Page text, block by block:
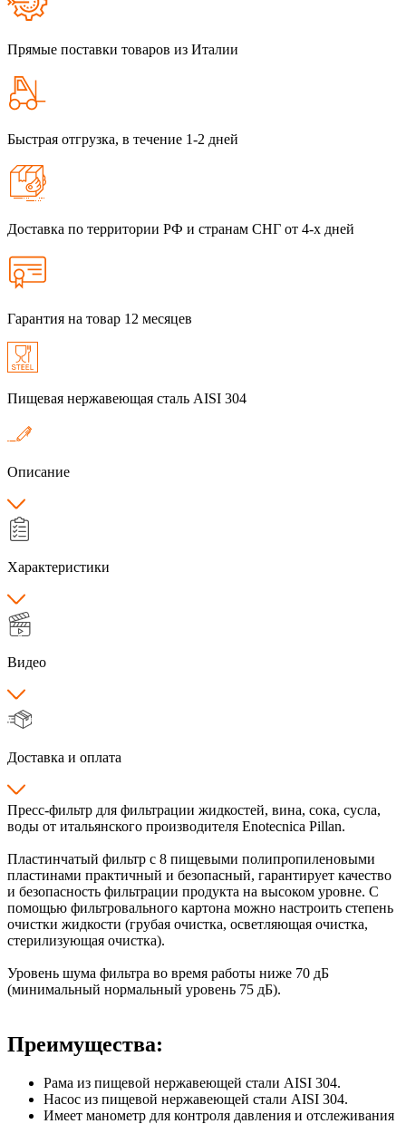
Прямые поставки товаров из Италии
Быстрая отгрузка, в течение 1-2 дней
Доставка по территории РФ и странам СНГ от 4-х дней
Гарантия на товар 12 месяцев
Пищевая нержавеющая сталь AISI 304
Описание
Характеристики
Видео
Доставка и оплата
Пресс-фильтр для фильтрации жидкостей, вина, сока, сусла,
воды от итальянского производителя Enotecnica Pillan.
Пластинчатый фильтр с 8 пищевыми полипропиленовыми
пластинами практичный и безопасный, гарантирует качество
и безопасность фильтрации продукта на высоком уровне. С
помощью фильтровального картона можно настроить степень
очистки жидкости (грубая очистка, осветляющая очистка,
стерилизующая очистка).
Уровень шума фильтра во время работы ниже 70 дБ
(минимальный нормальный уровень 75 дБ).
Преимущества:
Рама из пищевой нержавеющей стали AISI 304.
Насос из пищевой нержавеющей стали AISI 304.
Имеет манометр для контроля давления и отслеживания